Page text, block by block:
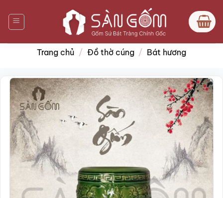
qua
nội
dung
Trang chủ / Đồ thờ cúng / Bát hương